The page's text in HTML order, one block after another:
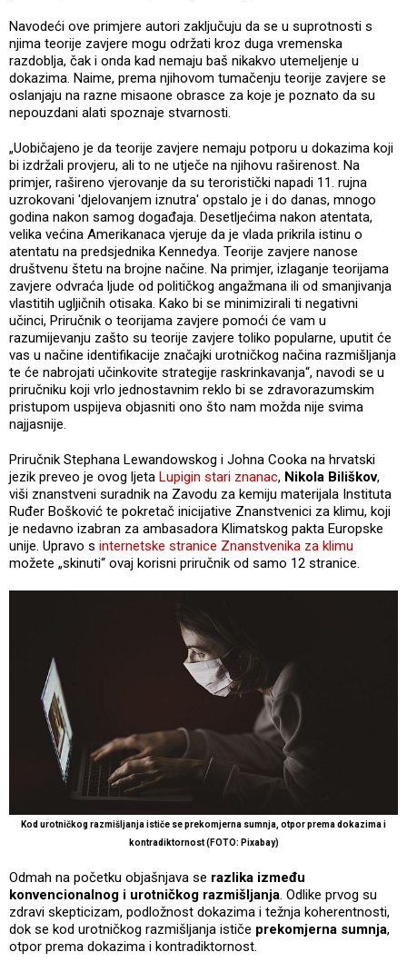
Navodeći ove primjere autori zaključuju da se u suprotnosti s
njima teorije zavjere mogu održati kroz duga vremenska
razdoblja, čak i onda kad nemaju baš nikakvo utemeljenje u
dokazima. Naime, prema njihovom tumačenju teorije zavjere se
oslanjaju na razne misaone obrasce za koje je poznato da su
nepouzdani alati spoznaje stvarnosti.
„Uobičajeno je da teorije zavjere nemaju potporu u dokazima koji
bi izdržali provjeru, ali to ne utječe na njihovu raširenost. Na
primjer, rašireno vjerovanje da su teroristički napadi 11. rujna
uzrokovani 'djelovanjem iznutra' opstalo je i do danas, mnogo
godina nakon samog događaja. Desetljećima nakon atentata,
velika većina Amerikanaca vjeruje da je vlada prikrila istinu o
atentatu na predsjednika Kennedya. Teorije zavjere nanose
društvenu štetu na brojne načine. Na primjer, izlaganje teorijama
zavjere odvraća ljude od političkog angažmana ili od smanjivanja
vlastitih ugljičnih otisaka. Kako bi se minimizirali ti negativni
učinci, Priručnik o teorijama zavjere pomoći će vam u
razumijevanju zašto su teorije zavjere toliko popularne, uputit će
vas u načine identifikacije značajki urotničkog načina razmišljanja
te će nabrojati učinkovite strategije raskrinkavanja“, navodi se u
priručniku koji vrlo jednostavnim reklo bi se zdravorazumskim
pristupom uspijeva objasniti ono što nam možda nije svima
najjasnije.
Priručnik Stephana Lewandowskog i Johna Cooka na hrvatski
jezik preveo je ovog ljeta Lupigin stari znanac, Nikola Biliškov,
viši znanstveni suradnik na Zavodu za kemiju materijala Instituta
Ruđer Bošković te pokretač inicijative Znanstvenici za klimu, koji
je nedavno izabran za ambasadora Klimatskog pakta Europske
unije. Upravo s internetske stranice Znanstvenika za klimu
možete „skinuti“ ovaj korisni priručnik od samo 12 stranice.
Kod urotničkog razmišljanja ističe se prekomjerna sumnja, otpor prema dokazima i
kontradiktornost (FOTO: Pixabay)
Odmah na početku objašnjava se razlika između
konvencionalnog i urotničkog razmišljanja. Odlike prvog su
zdravi skepticizam, podložnost dokazima i težnja koherentnosti,
dok se kod urotničkog razmišljanja ističe prekomjerna sumnja,
otpor prema dokazima i kontradiktornost.